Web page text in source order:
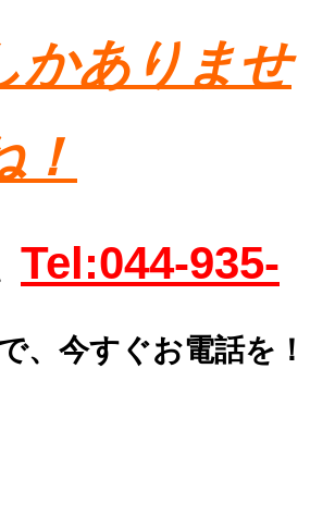
かありませ
！
Tel:044-935-
、今すぐお電話を！